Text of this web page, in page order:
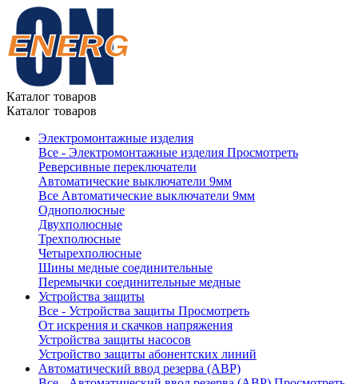
Каталог товаров
Каталог товаров
Электромонтажные изделия
Все - Электромонтажные изделия Просмотреть
Реверсивные переключатели
Автоматические выключатели 9мм
Все Автоматические выключатели 9мм
Однополюсные
Двухполюсные
Трехполюсные
Четырехполюсные
Шины медные соединительные
Перемычки соединительные медные
Устройства защиты
Все - Устройства защиты Просмотреть
От искрения и скачков напряжения
Устройства защиты насосов
Устройство защиты абонентских линий
Автоматический ввод резерва (АВР)